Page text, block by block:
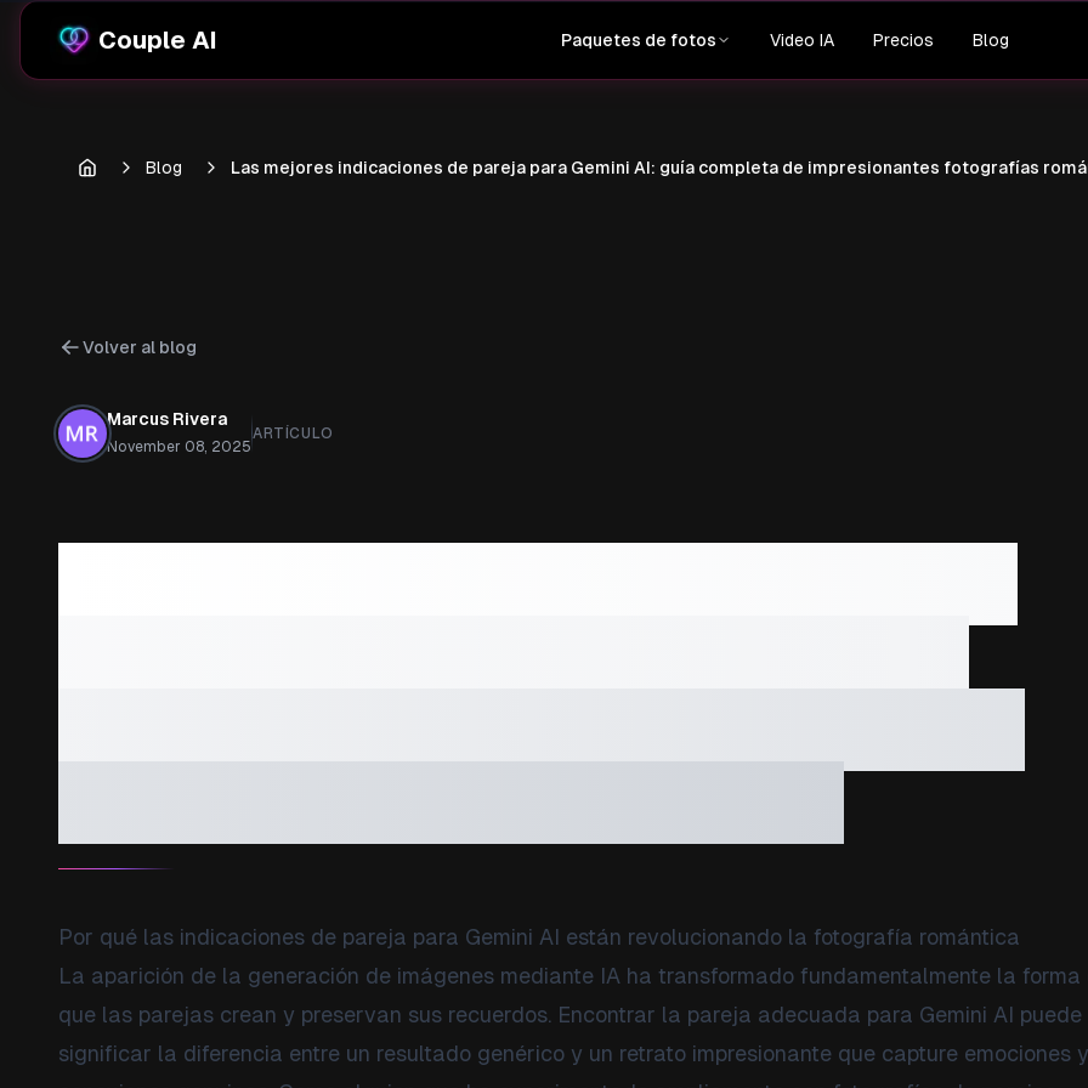
Couple AI Paquetes de fotos Video IA Precios Blog
Blog Las mejores indicaciones de pareja para Gemini AI: guía completa de impresionantes fotografías
Volver al blog
Marcus Rivera
November 08, 2025
ARTÍCULO
Por qué las indicaciones de pareja para Gemini AI están revolucionando la fotografía romántica
La aparición de la generación de imágenes mediante IA ha transformado fundamentalmente la forma
que las parejas crean y preservan sus recuerdos. Encontrar la pareja adecuada para Gemini AI puede
significar la diferencia entre un resultado genérico y un retrato impresionante que capture emociones y